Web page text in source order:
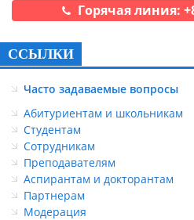
Горячая линия:
ССЫЛКИ
Часто задаваемые вопросы
Абитуриентам и школьникам
Студентам
Сотрудникам
Преподавателям
Аспирантам и докторантам
Партнерам
Модерация